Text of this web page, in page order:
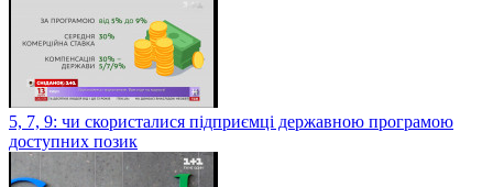
5, 7, 9: чи скористалися підприємці державною програмою
доступних позик